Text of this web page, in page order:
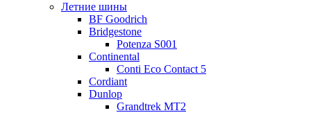
Летние шины
BF Goodrich
Bridgestone
Potenza S001
Continental
Conti Eco Contact 5
Cordiant
Dunlop
Grandtrek MT2